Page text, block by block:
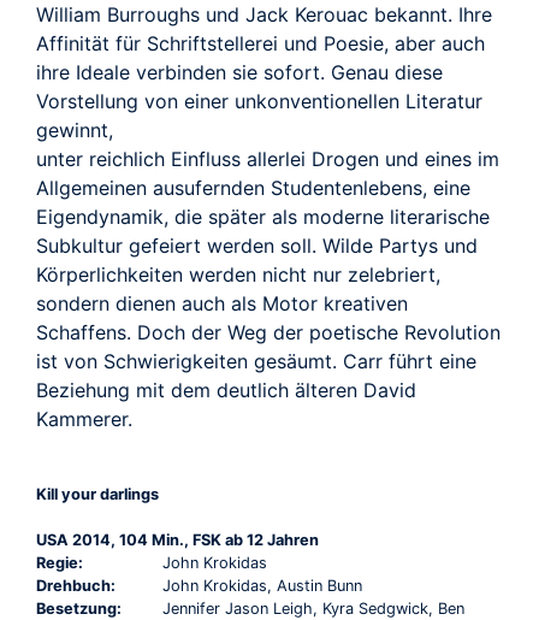
William Burroughs und Jack Kerouac bekannt. Ihre
Affinität für Schriftstellerei und Poesie, aber auch
ihre Ideale verbinden sie sofort. Genau diese
Vorstellung von einer unkonventionellen Literatur
gewinnt,
unter reichlich Einfluss allerlei Drogen und eines im
Allgemeinen ausufernden Studentenlebens, eine
Eigendynamik, die später als moderne literarische
Subkultur gefeiert werden soll. Wilde Partys und
Körperlichkeiten werden nicht nur zelebriert,
sondern dienen auch als Motor kreativen
Schaffens. Doch der Weg der poetische Revolution
ist von Schwierigkeiten gesäumt. Carr führt eine
Beziehung mit dem deutlich älteren David
Kammerer.
Kill your darlings
USA 2014, 104 Min., FSK ab 12 Jahren
Regie:
John Krokidas
Drehbuch:
John Krokidas, Austin Bunn
Besetzung:
Jennifer Jason Leigh, Kyra Sedgwick, Ben